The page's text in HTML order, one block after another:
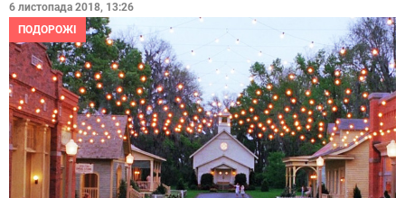
6 листопада 2018, 13:26
ПОДОРОЖІ